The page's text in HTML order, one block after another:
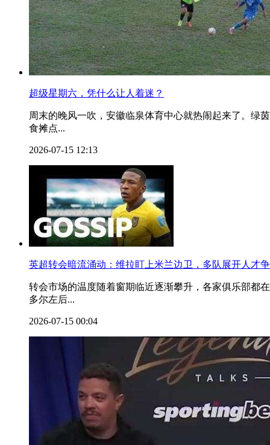
超级星期六，凭什么让人着迷？
周末的晚风一吹，安徽临泉体育中心就热闹起来了。绿
食摊点...
2026-07-15 12:13
英超转会暗流涌动：维拉盯上米兰边卫，多队展开人才
转会市场的温度随着窗期临近逐渐攀升，各家俱乐部都
多尔左后...
2026-07-15 00:04